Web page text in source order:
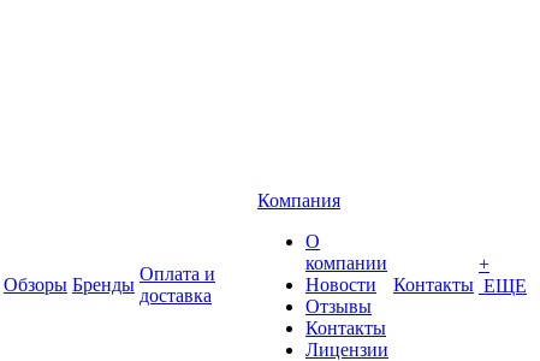
Обзоры Бренды
Оплата и
доставка
Компания
О
компании
Новости
Отзывы
Контакты
Лицензии
Контакты
+
ЕЩЕ